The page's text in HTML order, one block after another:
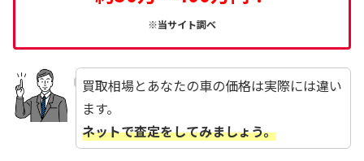
※当サイト調べ
買取相場とあなたの車の価格は実際には違い
ます。
ネットで査定をしてみましょう。